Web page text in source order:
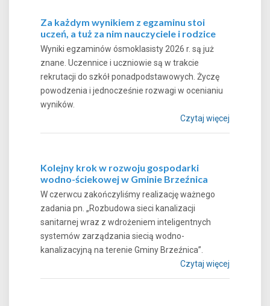
Za każdym wynikiem z egzaminu stoi
uczeń, a tuż za nim nauczyciele i rodzice
Wyniki egzaminów ósmoklasisty 2026 r. są już
znane. Uczennice i uczniowie są w trakcie
rekrutacji do szkół ponadpodstawowych. Życzę
powodzenia i jednocześnie rozwagi w ocenianiu
wyników.
Czytaj więcej
Kolejny krok w rozwoju gospodarki
wodno-ściekowej w Gminie Brzeźnica
W czerwcu zakończyliśmy realizację ważnego
zadania pn. „Rozbudowa sieci kanalizacji
sanitarnej wraz z wdrożeniem inteligentnych
systemów zarządzania siecią wodno-
kanalizacyjną na terenie Gminy Brzeźnica”.
Czytaj więcej